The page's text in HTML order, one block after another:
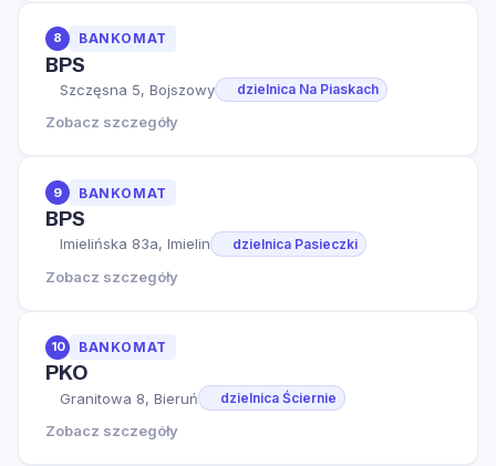
8 BANKOMAT
BPS
Szczęsna 5, Bojszowy dzielnica Na Piaskach
Zobacz szczegóły
9 BANKOMAT
BPS
Imielińska 83a, Imielin dzielnica Pasieczki
Zobacz szczegóły
10 BANKOMAT
PKO
Granitowa 8, Bieruń dzielnica Ściernie
Zobacz szczegóły